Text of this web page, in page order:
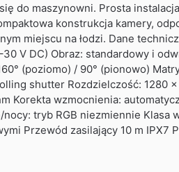
do maszynowni. Prosta
konstrukcja kamery,
miejscu na łodzi. Dane
V DC) Obraz: standardowy i
(poziomo) / 90° (pionowo)
shutter Rozdzielczość:
Korekta wzmocnienia:
tryb RGB niezmiennie
Przewód zasilający 10 m IPX7